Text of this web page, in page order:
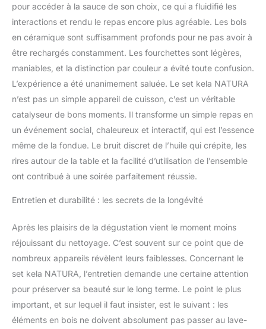
pour accéder à la sauce de son choix, ce qui a fluidifié les
interactions et rendu le repas encore plus agréable. Les bols
en céramique sont suffisamment profonds pour ne pas avoir à
être rechargés constamment. Les fourchettes sont légères,
maniables, et la distinction par couleur a évité toute confusion.
L’expérience a été unanimement saluée. Le set kela NATURA
n’est pas un simple appareil de cuisson, c’est un véritable
catalyseur de bons moments. Il transforme un simple repas en
un événement social, chaleureux et interactif, qui est l’essence
même de la fondue. Le bruit discret de l’huile qui crépite, les
rires autour de la table et la facilité d’utilisation de l’ensemble
ont contribué à une soirée parfaitement réussie.
Entretien et durabilité : les secrets de la longévité
Après les plaisirs de la dégustation vient le moment moins
réjouissant du nettoyage. C’est souvent sur ce point que de
nombreux appareils révèlent leurs faiblesses. Concernant le
set kela NATURA, l’entretien demande une certaine attention
pour préserver sa beauté sur le long terme. Le point le plus
important, et sur lequel il faut insister, est le suivant : les
éléments en bois ne doivent absolument pas passer au lave-